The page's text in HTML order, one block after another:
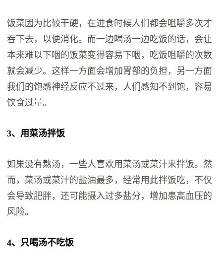
饭菜因为比较干硬，在进食时候人们都会咀嚼多次才
吞下去，以便消化。而一边喝汤一边吃饭的话，会让
本来难以下咽的饭菜变得容易下咽，吃饭咀嚼的次数
就会减少。这样一方面会增加胃部的负担，另一方面
我们的饱感神经反应不过来，人们感知不到饱，容易
饮食过量。
3、用菜汤拌饭
如果没有熬汤，一些人喜欢用菜汤或菜汁来拌饭。然
而，菜汤或菜汁的盐油最多，经常用此拌饭吃，不仅
会导致肥胖，还可能摄入过多盐分，增加患高血压的
风险。
4、只喝汤不吃饭